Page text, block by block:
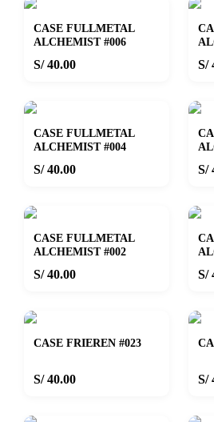
CASE FULLMETAL
ALCHEMIST #006
S/ 40.00 S/
CASE FULLMETAL
ALCHEMIST #004
S/ 40.00 S/
CASE FULLMETAL
ALCHEMIST #002
S/ 40.00 S/
CASE FRIEREN #023
S/ 40.00 S/